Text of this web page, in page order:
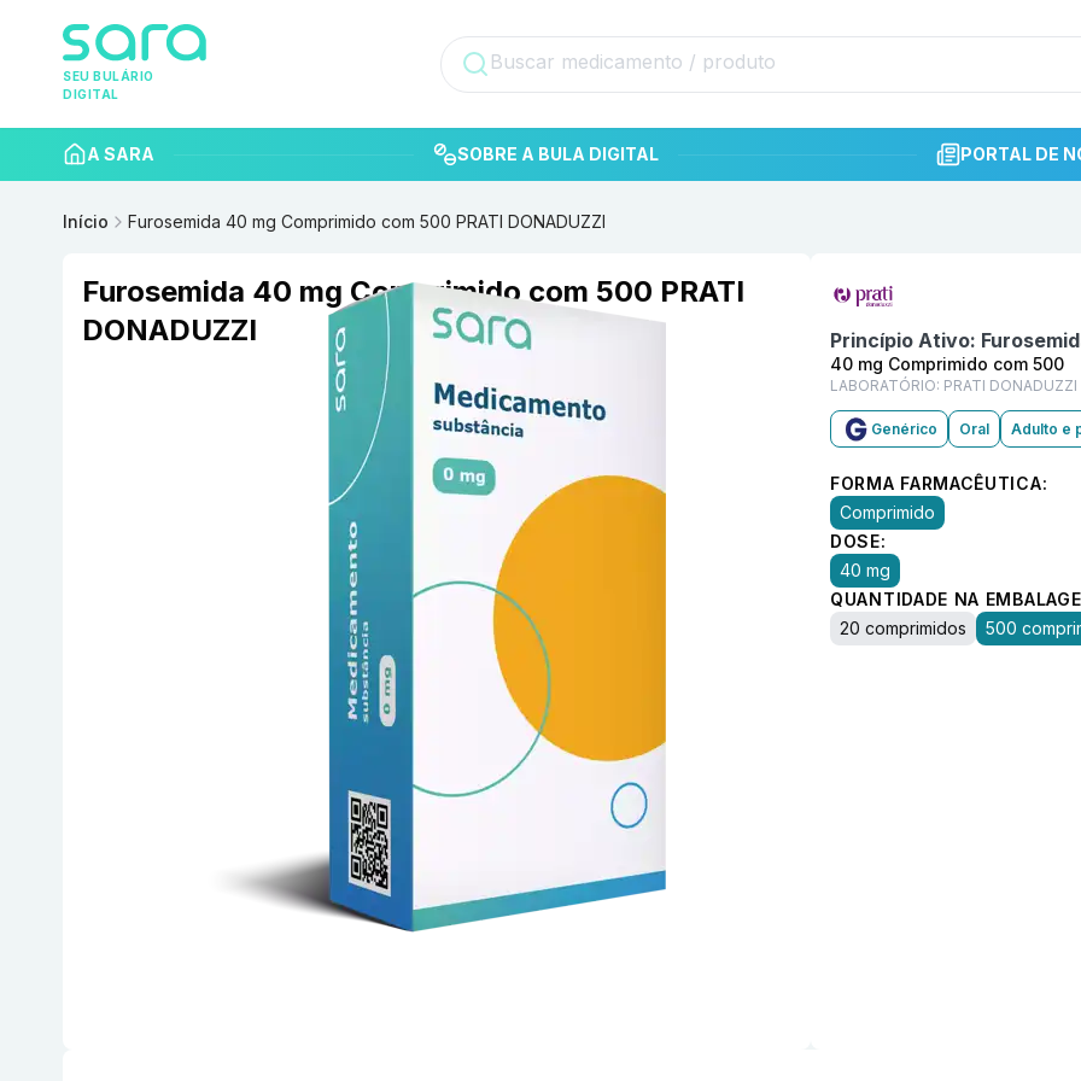
SEU BULÁRIO
DIGITAL
A SARA SOBRE A BULA DIGITAL PORTAL DE
Início Furosemida 40 mg Comprimido com 500 PRATI DONADUZZI
Furosemida 40 mg Comprimido com 500 PRATI
DONADUZZI
Princípio Ativo:
40 mg Comprimido com 500
LABORATÓRIO: PRATI DONADUZZI
Genérico Oral Adulto e
FORMA FARMACÊUTICA:
Comprimido
DOSE:
40 mg
QUANTIDADE NA
20 comprimidos
500